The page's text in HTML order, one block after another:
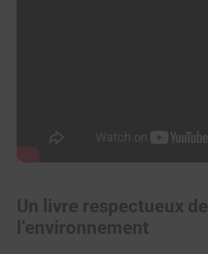
Un livre respectueux de
l’environnement